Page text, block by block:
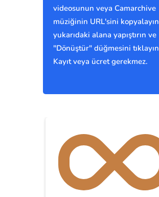
videosunun veya Camarchive
müziğinin URL'sini
yukarıdaki alana yapıştırın ve
"Dönüştür" düğmesini
Kayıt veya ücret gerekmez.